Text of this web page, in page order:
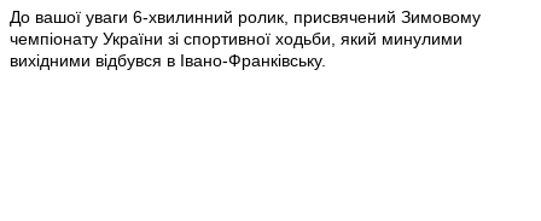
До вашої уваги 6-хвилинний ролик, присвячений Зимовому
чемпіонату України зі спортивної ходьби, який минулими
вихідними відбувся в Івано-Франківську.